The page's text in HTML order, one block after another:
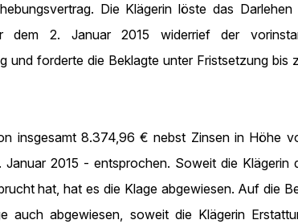
Die Klägerin löste das Darlehen
2. Januar 2015 widerrief der
und forderte die Beklagte unter Fristsetzung bis
insgesamt 8.374,96 € nebst Zinsen in Höhe
2015 - entsprochen. Soweit die Klägerin
hat, hat es die Klage abgewiesen. Auf die
auch abgewiesen, soweit die Klägerin